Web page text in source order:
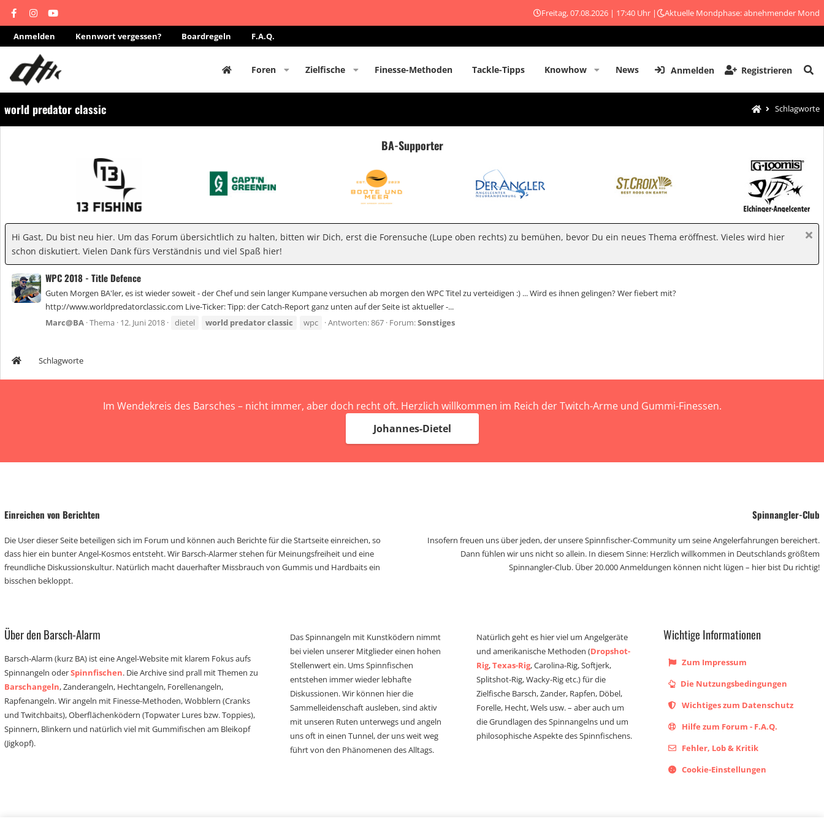
Freitag, 07.08.2026 | 17:40 Uhr | Aktuelle Mondphase: abnehmender Mond
Anmelden Kennwort vergessen? Boardregeln F.A.Q.
Foren Zielfische Finesse-Methoden Tackle-Tipps Knowhow News Anmelden Registrieren
world predator classic Schlagworte
BA-Supporter
Hi Gast, Du bist neu hier. Um das Forum übersichtlich zu halten, bitten wir Dich, erst die Forensuche (Lupe oben rechts) zu bemühen, bevor Du ein neues Thema eröffnest. Vieles wird hier
schon diskutiert. Vielen Dank fürs Verständnis und viel Spaß hier!
WPC 2018 - Title Defence
Guten Morgen BA'ler, es ist wieder soweit - der Chef und sein langer Kumpane versuchen ab morgen den WPC Titel zu verteidigen :) ... Wird es ihnen gelingen? Wer fiebert mit?
http://www.worldpredatorclassic.com Live-Ticker: Tipp: der Catch-Report ganz unten auf der Seite ist aktueller -...
Marc@BA Thema 12. Juni 2018 dietel world predatorclassic wpc Antworten: 867 Forum:Sonstiges
Schlagworte
Im Wendekreis des Barsches – nicht immer, aber doch recht oft. Herzlich willkommen im Reich der Twitch-Arme und Gummi-Finessen.
Johannes-Dietel
Einreichen von Berichten
Die User dieser Seite beteiligen sich im Forum und können auch Berichte für die Startseite einreichen, so
dass hier ein bunter Angel-Kosmos entsteht. Wir Barsch-Alarmer stehen für Meinungsfreiheit und eine
freundliche Diskussionskultur. Natürlich macht dauerhafter Missbrauch von Gummis und Hardbaits ein
bisschen bekloppt.
Spinnangler-Club
Insofern freuen uns über jeden, der unsere Spinnfischer-Community um seine Angelerfahrungen bereichert.
Dann fühlen wir uns nicht so allein. In diesem Sinne: Herzlich willkommen in Deutschlands größtem
Spinnangler-Club. Über 20.000 Anmeldungen können nicht lügen – hier bist Du richtig!
Über den Barsch-Alarm
Barsch-Alarm (kurz BA) ist eine Angel-Website mit klarem Fokus aufs
Spinnangeln oderSpinnfischen. Die Archive sind prall mit Themen zu
Barschangeln, Zanderangeln, Hechtangeln, Forellenangeln,
Rapfenangeln. Wir angeln mit Finesse-Methoden, Wobblern (Cranks
und Twitchbaits), Oberflächenködern (Topwater Lures bzw. Toppies),
Spinnern, Blinkern und natürlich viel mit Gummifischen am Bleikopf
(Jigkopf).
Das Spinnangeln mit Kunstködern nimmt
bei vielen unserer Mitglieder einen hohen
Stellenwert ein. Ums Spinnfischen
entstehen immer wieder lebhafte
Diskussionen. Wir können hier die
Sammelleidenschaft ausleben, sind aktiv
mit unseren Ruten unterwegs und angeln
uns oft in einen Tunnel, der uns weit weg
führt von den Phänomenen des Alltags.
Natürlich geht es hier viel um Angelgeräte
und amerikanische Methoden (Dropshot-
Rig,Texas-Rig, Carolina-Rig, Softjerk,
Splitshot-Rig, Wacky-Rig etc.) für die
Zielfische Barsch, Zander, Rapfen, Döbel,
Forelle, Hecht, Wels usw. – aber auch um
die Grundlagen des Spinnangelns und um
philosophische Aspekte des Spinnfischens.
Wichtige Informationen
Zum Impressum
Die Nutzungsbedingungen
Wichtiges zum Datenschutz
Hilfe zum Forum - F.A.Q.
Fehler, Lob & Kritik
Cookie-Einstellungen